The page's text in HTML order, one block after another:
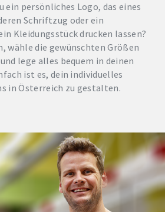
ein persönliches Logo, das eines
Schriftzug oder ein
Kleidungsstück drucken lassen?
wähle die gewünschten Größen
lege alles bequem in deinen
ist es, dein individuelles
in Österreich zu gestalten.